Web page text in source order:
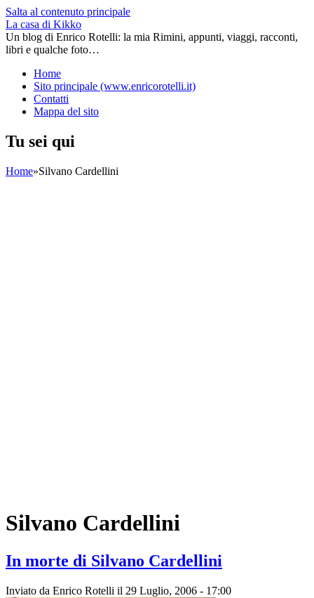
Salta al contenuto principale
La casa di Kikko
Un blog di Enrico Rotelli: la mia Rimini, appunti, viaggi, racconti,
libri e qualche foto…
Home
Sito principale (www.enricorotelli.it)
Contatti
Mappa del sito
Tu sei qui
Home»Silvano Cardellini
Silvano Cardellini
In morte di Silvano Cardellini
Inviato da Enrico Rotelli il 29 Luglio, 2006 - 17:00